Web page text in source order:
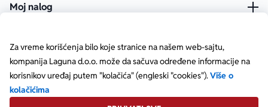
Za vreme korišćenja bilo koje stranice na našem web-sajtu,
kompanija Laguna d.o.o. može da sačuva određene informacije na
korisnikov uređaj putem "kolačića" (engleski "cookies").Više o
kolačićima
Moj nalog